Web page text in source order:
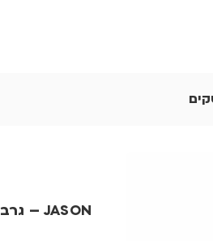
JASON – גרביים מעוצבים